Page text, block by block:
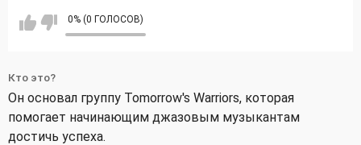
0% (0 ГОЛОСОВ)
Кто это?
Он основал группу Tomorrow's Warriors, которая
помогает начинающим джазовым музыкантам
достичь успеха.